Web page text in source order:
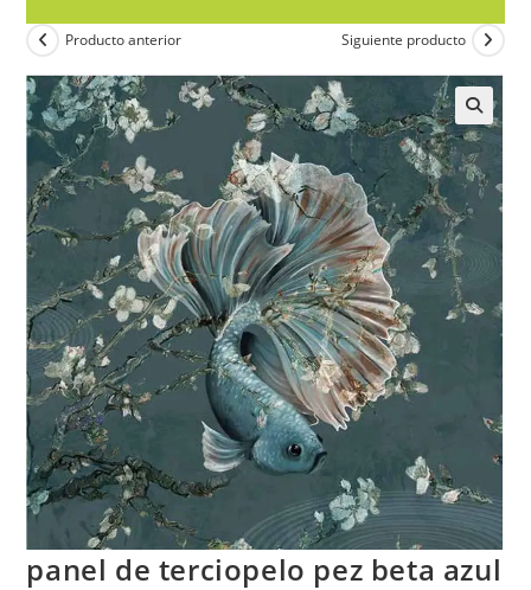
Producto anterior Siguiente producto
🔍
panel de terciopelo pez beta azul